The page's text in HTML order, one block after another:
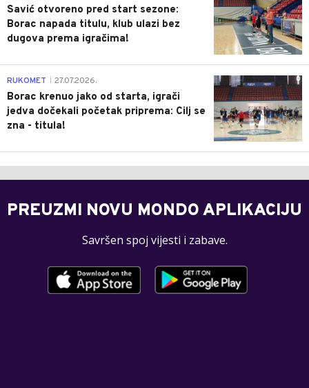
Savić otvoreno pred start sezone:
Borac napada titulu, klub ulazi bez
dugova prema igračima!
0
RUKOMET 27.07.2026.
Borac krenuo jako od starta, igrači
jedva dočekali početak priprema: Cilj se
zna - titula!
PREUZMI NOVU MONDO APLIKACIJU
Savršen spoj vijesti i zabave.